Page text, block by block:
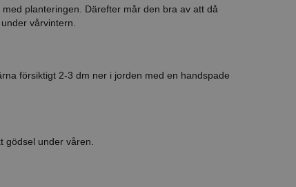
planteringen. Därefter mår den bra av att då
vårvintern.
försiktigt 2-3 dm ner i jorden med en handspade
gödsel under våren.